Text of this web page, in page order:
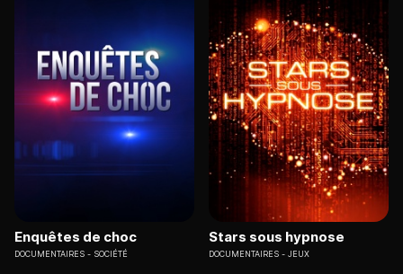
Enquêtes de choc
DOCUMENTAIRES SOCIÉTÉ
Stars sous hypnose
DOCUMENTAIRES JEUX